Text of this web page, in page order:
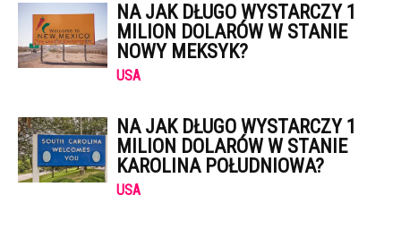
NA JAK DŁUGO WYSTARCZY 1
MILION DOLARÓW W STANIE
NOWY MEKSYK?
USA
NA JAK DŁUGO WYSTARCZY 1
MILION DOLARÓW W STANIE
KAROLINA POŁUDNIOWA?
USA